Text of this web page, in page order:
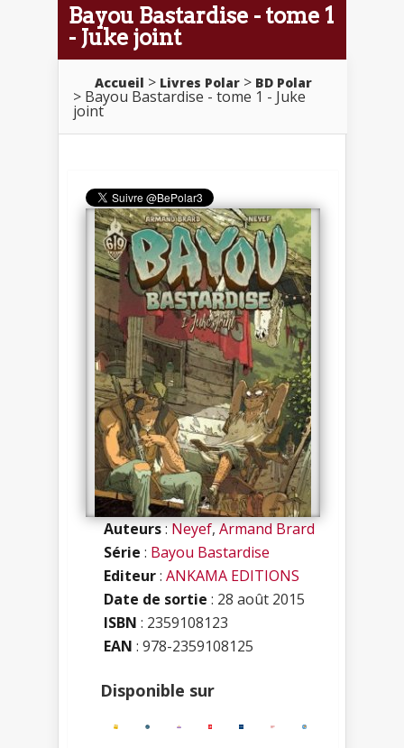
Bayou Bastardise - tome 1
- Juke joint
Accueil Livres Polar BD Polar
Bayou Bastardise - tome 1 - Juke
joint
Auteurs:Neyef,Armand Brard
Série : Bayou Bastardise
Editeur: ANKAMA EDITIONS
Date de sortie : 28 août 2015
ISBN : 2359108123
EAN : 978-2359108125
Disponible sur